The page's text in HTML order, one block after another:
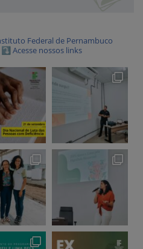
Federal de Pernambuco
⤵️ Acesse nossos links